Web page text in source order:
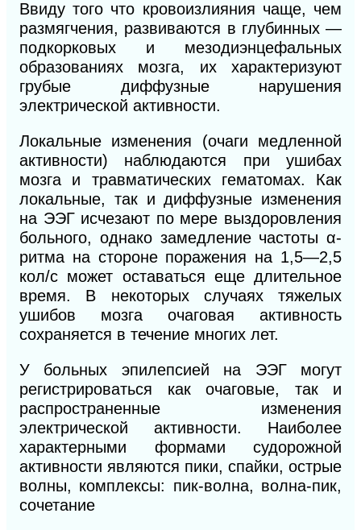
Ввиду того что кровоизлияния чаще, чем
размягчения, развиваются в глубинных —
подкорковых и мезодиэнцефальных
образованиях мозга, их характеризуют
грубые диффузные нарушения
электрической активности.
Локальные изменения (очаги медленной
активности) наблюдаются при ушибах
мозга и травматических гематомах. Как
локальные, так и диффузные изменения
на ЭЭГ исчезают по мере выздоровления
больного, однако замедление частоты α-
ритма на стороне поражения на 1,5—2,5
кол/с может оставаться еще длительное
время. В некоторых случаях тяжелых
ушибов мозга очаговая активность
сохраняется в течение многих лет.
У больных эпилепсией на ЭЭГ могут
регистрироваться как очаговые, так и
распространенные изменения
электрической активности. Наиболее
характерными формами судорожной
активности являются пики, спайки, острые
волны, комплексы: пик-волна, волна-пик,
сочетание